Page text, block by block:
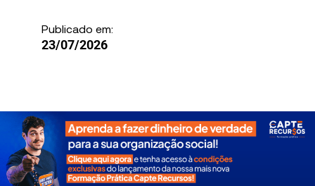
Publicado em:
23/07/2026